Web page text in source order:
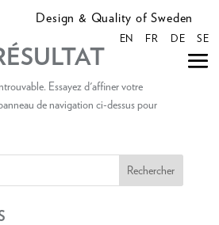
Design & Quality of Sweden
EN FR DE SE
Essayez d'affiner votre
de navigation ci-dessus pour